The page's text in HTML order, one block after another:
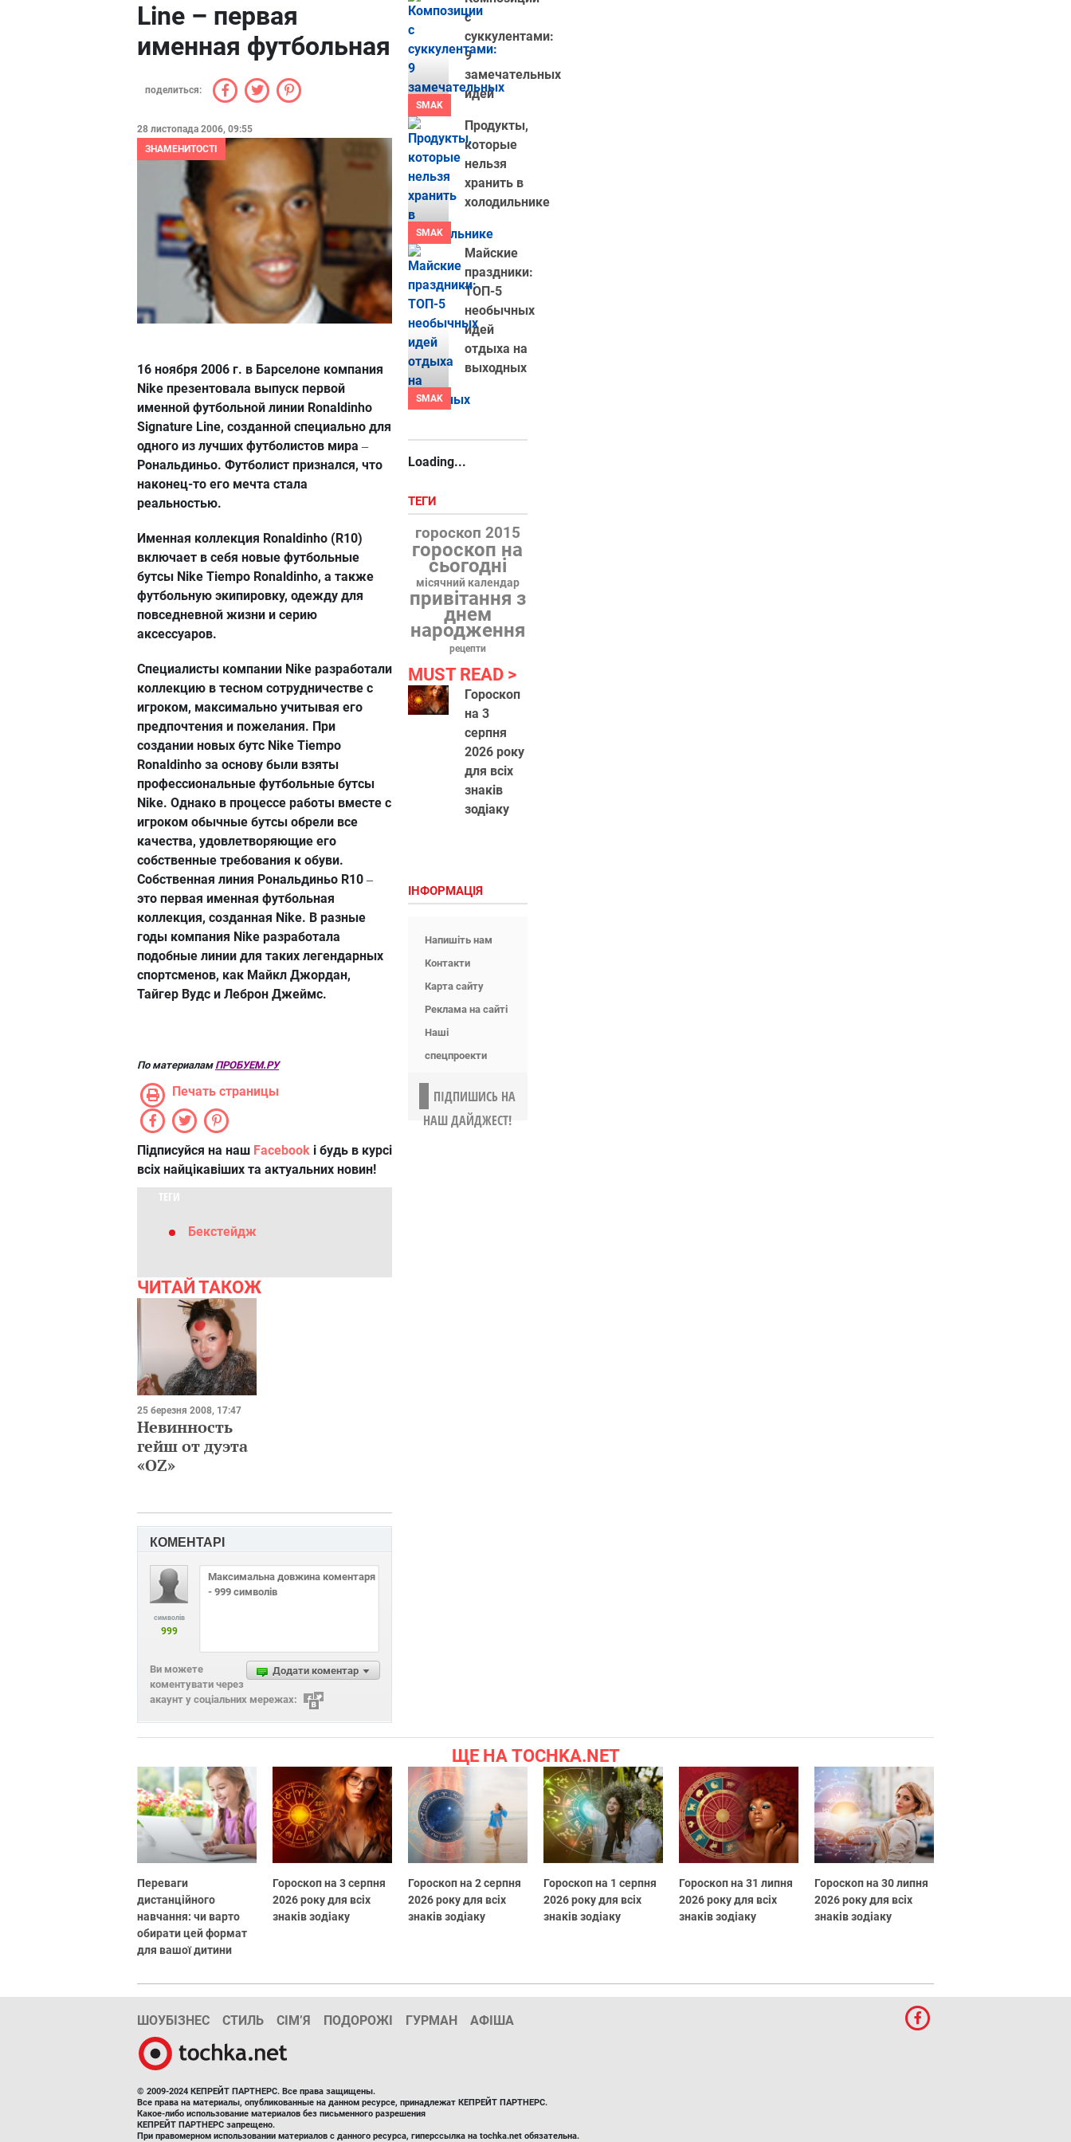
Line – первая
именная футбольная
поделиться:
28 листопада 2006, 09:55
ЗНАМЕНИТОСТІ
16 ноября 2006 г. в Барселоне компания
Nike презентовала выпуск первой
именной футбольной линии Ronaldinho
Signature Line, созданной специально для
одного из лучших футболистов мира –
Рональдиньо. Футболист признался, что
наконец-то его мечта стала
реальностью.
Именная коллекция Ronaldinho (R10)
включает в себя новые футбольные
бутсы Nike Tiempo Ronaldinho, а также
футбольную экипировку, одежду для
повседневной жизни и серию
аксессуаров.
Специалисты компании Nike разработали
коллекцию в тесном сотрудничестве с
игроком, максимально учитывая его
предпочтения и пожелания. При
создании новых бутс Nike Tiempo
Ronaldinho за основу были взяты
профессиональные футбольные бутсы
Nike. Однако в процессе работы вместе с
игроком обычные бутсы обрели все
качества, удовлетворяющие его
собственные требования к обуви.
Собственная линия Рональдиньо R10 –
это первая именная футбольная
коллекция, созданная Nike. В разные
годы компания Nike разработала
подобные линии для таких легендарных
спортсменов, как Майкл Джордан,
Тайгер Вудс и Леброн Джеймс.
По материалам ПРОБУЕМ.РУ
Печать страницы
Підписуйся на наш Facebook і будь в курсі
всіх найцікавіших та актуальних новин!
ТЕГИ
Бекстейдж
ЧИТАЙ ТАКОЖ
25 березня 2008, 17:47
Невинность
гейш от дуэта
«OZ»
КОМЕНТАРІ
символів
999
Додати коментар
Ви можете
коментувати через
акаунт у соціальних мережах:
SMAK
с
суккулентами:
9
замечательных
идей
SMAK
Продукты,
которые
нельзя
хранить в
холодильнике
SMAK
Майские
праздники:
ТОП-5
необычных
идей
отдыха на
выходных
Loading...
ТЕГИ
гороскоп 2015
гороскоп на
сьогодні
місячний календар
привітання з
днем
народження
рецепти
MUST READ
Гороскоп
на 3
серпня
2026 року
для всіх
знаків
зодіаку
ІНФОРМАЦІЯ
Напишіть нам
Контакти
Карта сайту
Реклама на сайті
Наші
спецпроекти
ПІДПИШИСЬ НА
НАШ ДАЙДЖЕСТ!
ЩЕ НА TOCHKA.NET
Переваги
дистанційного
навчання: чи варто
обирати цей формат
для вашої дитини
Гороскоп на 3 серпня
2026 року для всіх
знаків зодіаку
Гороскоп на 2 серпня
2026 року для всіх
знаків зодіаку
Гороскоп на 1 серпня
2026 року для всіх
знаків зодіаку
Гороскоп на 31 липня
2026 року для всіх
знаків зодіаку
Гороскоп на 30 липня
2026 року для всіх
знаків зодіаку
ШОУБІЗНЕС СТИЛЬ СІМ’Я ПОДОРОЖІ ГУРМАН АФІША
© 2009-2024 КЕПРЕЙТ ПАРТНЕРС. Все права защищены.
Все права на материалы, опубликованные на данном ресурсе, принадлежат КЕПРЕЙТ ПАРТНЕРС.
Какое-либо использование материалов без письменного разрешения
КЕПРЕЙТ ПАРТНЕРС запрещено.
При правомерном использовании материалов с данного ресурса, гиперссылка на tochka.net обязательна.